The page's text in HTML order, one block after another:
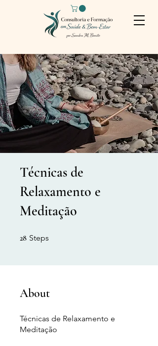
Técnicas de
Relaxamento e
Meditação
28 Steps
About
Técnicas de Relaxamento e
Meditação